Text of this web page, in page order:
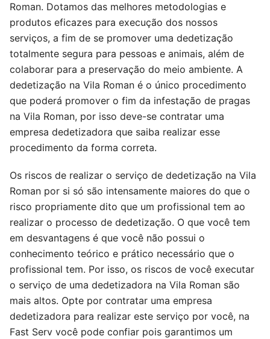
Roman. Dotamos das melhores metodologias e
produtos eficazes para execução dos nossos
serviços, a fim de se promover uma dedetização
totalmente segura para pessoas e animais, além de
colaborar para a preservação do meio ambiente. A
dedetização na Vila Roman é o único procedimento
que poderá promover o fim da infestação de pragas
na Vila Roman, por isso deve-se contratar uma
empresa dedetizadora que saiba realizar esse
procedimento da forma correta.
Os riscos de realizar o serviço de dedetização na Vila
Roman por si só são intensamente maiores do que o
risco propriamente dito que um profissional tem ao
realizar o processo de dedetização. O que você tem
em desvantagens é que você não possui o
conhecimento teórico e prático necessário que o
profissional tem. Por isso, os riscos de você executar
o serviço de uma dedetizadora na Vila Roman são
mais altos. Opte por contratar uma empresa
dedetizadora para realizar este serviço por você, na
Fast Serv você pode confiar pois garantimos um